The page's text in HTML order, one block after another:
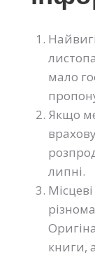
мало
Якщо
липні.
книги,